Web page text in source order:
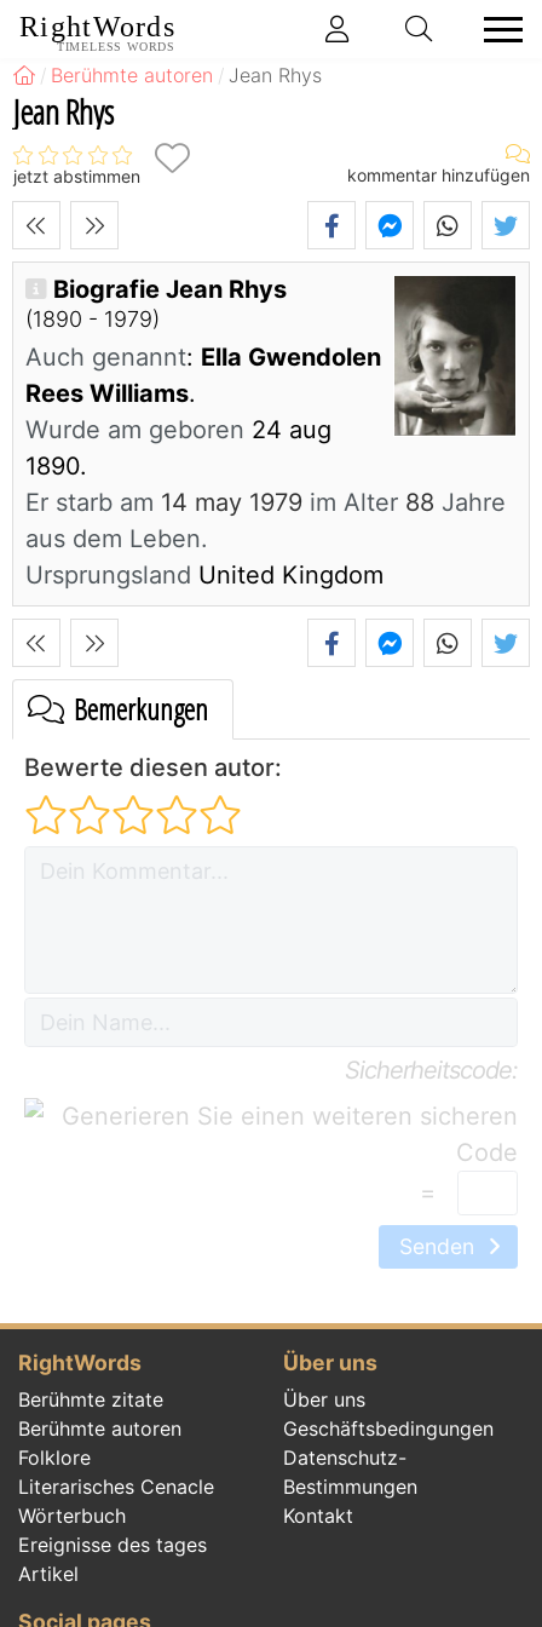
RightWords
TIMELESS WORDS
Berühmte autoren Jean Rhys
Jean Rhys
jetzt abstimmen kommentar hinzufügen
Biografie Jean Rhys
(1890 - 1979)
Auch genannt: Ella Gwendolen
Rees Williams.
Wurde am geboren 24 aug
1890.
Er starb am 14 may 1979 im Alter 88 Jahre
aus dem Leben.
Ursprungsland United Kingdom
Bemerkungen
Bewerte diesen autor:
Sicherheitscode:
=
Senden
RightWords
Berühmte zitate
Berühmte autoren
Folklore
Literarisches Cenacle
Wörterbuch
Ereignisse des tages
Artikel
Über uns
Über uns
Geschäftsbedingungen
Datenschutz-
Bestimmungen
Kontakt
Social pages